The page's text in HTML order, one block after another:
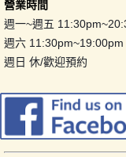
營業時間
週一~週五
週六 11:30pm~19:00pm
週日 休/歡迎預約